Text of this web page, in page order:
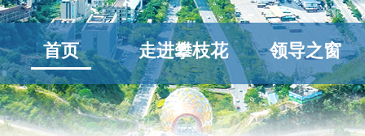
首页 走进攀枝花 领导之窗